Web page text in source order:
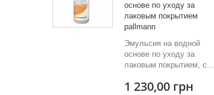
основе по уходу за
лаковым покрытием
pallmann
Эмульсия на водной
основе по уходу за
лаковым покрытием, с...
1 230,00 грн